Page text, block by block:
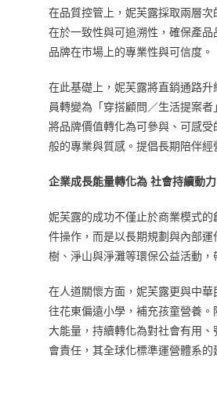
在品質控管上，妮芙露採取兩層
在於一致性與可追溯性，確保產
品牌在市場上的專業性與可信度。
在此基礎上，妮芙露將直銷通路
員轉變為「穿搭顧問／生活提案
將品牌價值轉化為可參與、可感
般的專業與質感。提倡長期陪伴
企業成長能量轉化為 社會持續動力
妮芙露的成功不僅止於商業模式
件操作，而是以長期規劃與內部
樹、淨山與淨灘等環保公益活動
在人道關懷方面，妮芙露更與中
往花東偏遠小學，補充孩童營養
大能量，持續轉化為對社會有用
會責任，其全球化標準運營體系